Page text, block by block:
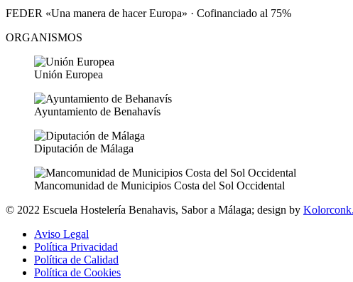
FEDER «Una manera de hacer Europa» · Cofinanciado al 75%
ORGANISMOS
Unión Europea
Ayuntamiento de Benahavís
Diputación de Málaga
Mancomunidad de Municipios Costa del Sol Occidental
© 2022 Escuela Hostelería Benahavis, Sabor a Málaga; design by
Aviso Legal
Política Privacidad
Política de Calidad
Política de Cookies